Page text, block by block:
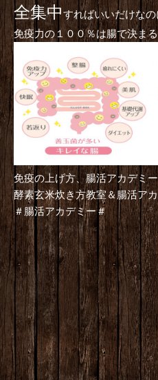
全集中すればいいだけなの
免疫力の１００％は腸で決ま
免疫の上げ方、腸活アカデミ
酵素玄米炊き方教室＆腸活ア
＃腸活アカデミー＃